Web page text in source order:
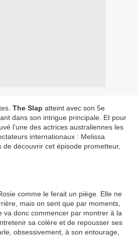
The Slap atteint avec son 5e
dans son intrigue principale. Et pour
l'une des actrices australiennes les
internationaux : Melissa
découvrir cet épisode prometteur,
comme le ferait un piège. Elle ne
mais on sent que par moments,
va donc commencer par montrer à la
sa colère et de repousser ses
obsessivement, à son entourage,